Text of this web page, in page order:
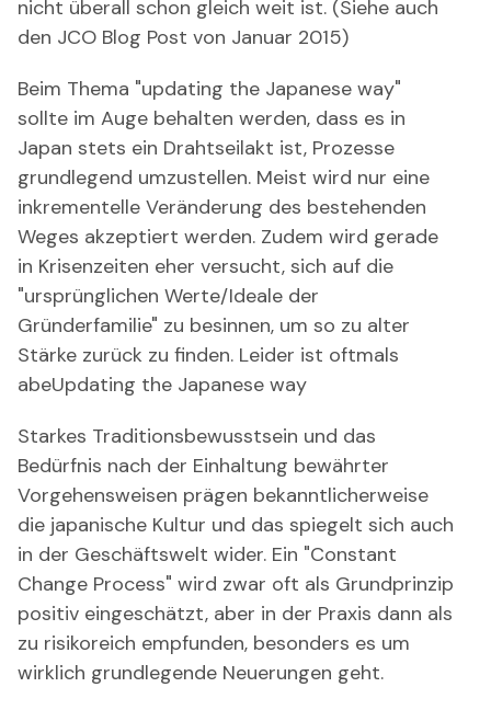
nicht überall schon gleich weit ist. (Siehe auch
den JCO Blog Post von Januar 2015)
Beim Thema "updating the Japanese way"
sollte im Auge behalten werden, dass es in
Japan stets ein Drahtseilakt ist, Prozesse
grundlegend umzustellen. Meist wird nur eine
inkrementelle Veränderung des bestehenden
Weges akzeptiert werden. Zudem wird gerade
in Krisenzeiten eher versucht, sich auf die
"ursprünglichen Werte/Ideale der
Gründerfamilie" zu besinnen, um so zu alter
Stärke zurück zu finden. Leider ist oftmals
abeUpdating the Japanese way
Starkes Traditionsbewusstsein und das
Bedürfnis nach der Einhaltung bewährter
Vorgehensweisen prägen bekanntlicherweise
die japanische Kultur und das spiegelt sich auch
in der Geschäftswelt wider. Ein "Constant
Change Process" wird zwar oft als Grundprinzip
positiv eingeschätzt, aber in der Praxis dann als
zu risikoreich empfunden, besonders es um
wirklich grundlegende Neuerungen geht.